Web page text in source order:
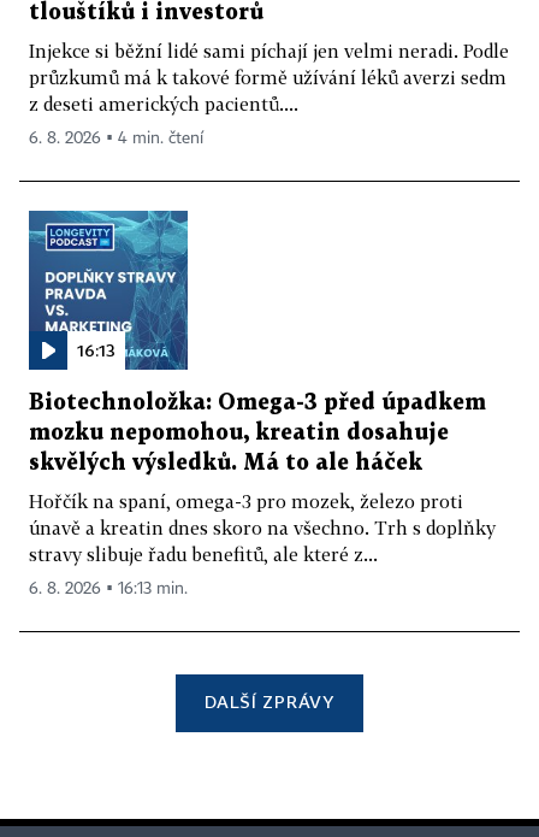
tlouštíků i investorů
Injekce si běžní lidé sami píchají jen velmi neradi. Podle
průzkumů má k takové formě užívání léků averzi sedm
z deseti amerických pacientů....
6. 8. 2026 ▪ 4 min. čtení
16:13
Biotechnoložka: Omega-3 před úpadkem
mozku nepomohou, kreatin dosahuje
skvělých výsledků. Má to ale háček
Hořčík na spaní, omega-3 pro mozek, železo proti
únavě a kreatin dnes skoro na všechno. Trh s doplňky
stravy slibuje řadu benefitů, ale které z...
6. 8. 2026 ▪ 16:13 min.
DALŠÍ ZPRÁVY